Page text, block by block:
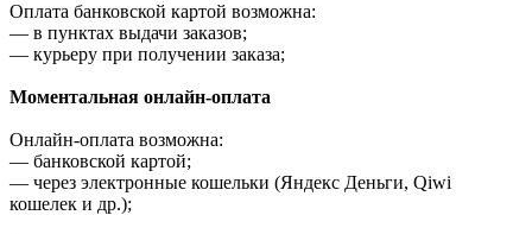
Оплата банковской картой возможна:
— в пунктах выдачи заказов;
— курьеру при получении заказа;
Моментальная онлайн-оплата
Онлайн-оплата возможна:
— банковской картой;
— через электронные кошельки (Яндекс Деньги, Qiwi
кошелек и др.);